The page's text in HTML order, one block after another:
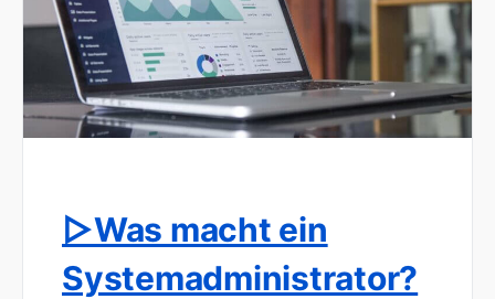
▷Was macht ein
Systemadministrator?